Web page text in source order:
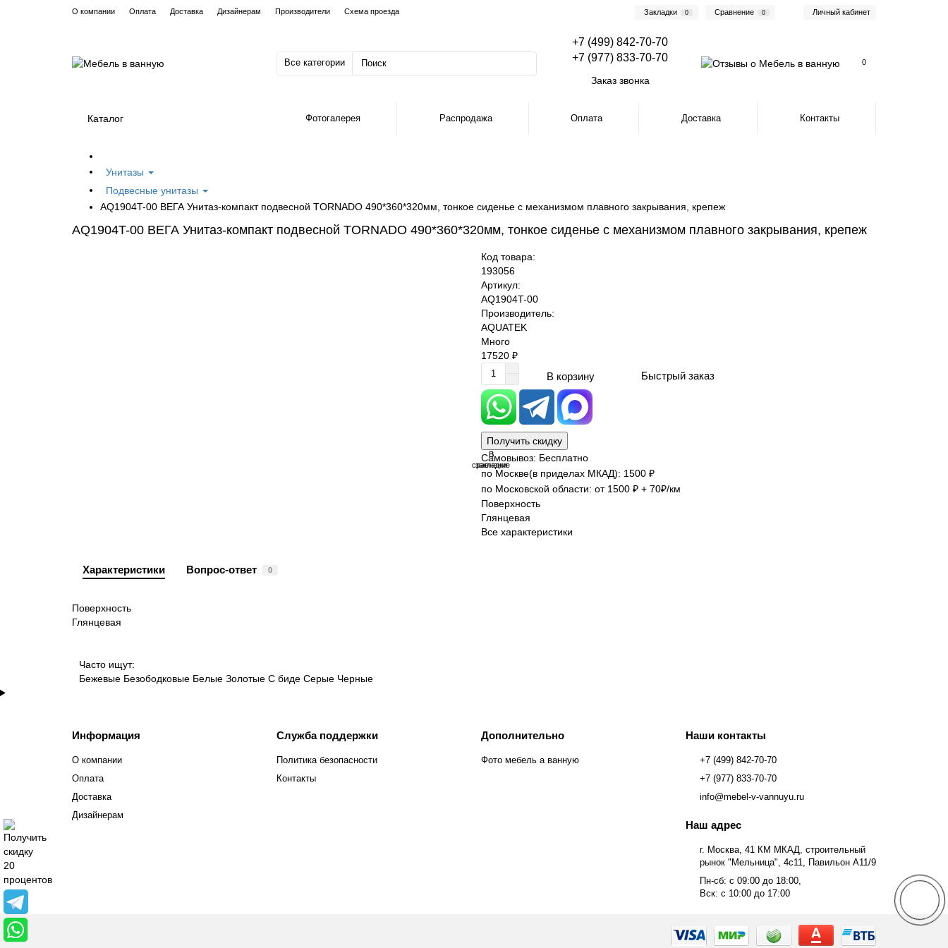
О компании Оплата Доставка Дизайнерам Производители Схема проезда Закладки 0 Сравнение 0 Личный кабинет
Все категории
+7 (499) 842-70-70
+7 (977) 833-70-70
Заказ звонка
0
Каталог Фотогалерея Распродажа Оплата Доставка Контакты
Унитазы
Подвесные унитазы
AQ1904T-00 ВЕГА Унитаз-компакт подвесной TORNADO 490*360*320мм, тонкое сиденье с механизмом плавного закрывания, крепеж
AQ1904T-00 ВЕГА Унитаз-компакт подвесной TORNADO 490*360*320мм, тонкое сиденье с механизмом плавного закрывания, крепеж
Код товара:
193056
Артикул:
AQ1904T-00
Производитель:
AQUATEK
Много
17520 ₽
В корзину Быстрый заказ
Получить скидку
В
закладки
В
сравнение
Самовывоз: Бесплатно
по Москве(в приделах МКАД): 1500 ₽
по Московской области: от 1500 ₽ + 70₽/км
Поверхность
Глянцевая
Все характеристики
Характеристики Вопрос-ответ 0
Поверхность
Глянцевая
Часто ищут:
Бежевые Безободковые Белые Золотые С биде Серые Черные
Информация
О компании
Оплата
Доставка
Дизайнерам
Служба поддержки
Политика безопасности
Контакты
Дополнительно
Фото мебель а ванную
Наши контакты
+7 (499) 842-70-70
+7 (977) 833-70-70
info@mebel-v-vannuyu.ru
Наш адрес
г. Москва, 41 КМ МКАД, строительный
рынок "Мельница", 4с11, Павильон А11/9
Пн-сб: с 09:00 до 18:00,
Вск: с 10:00 до 17:00